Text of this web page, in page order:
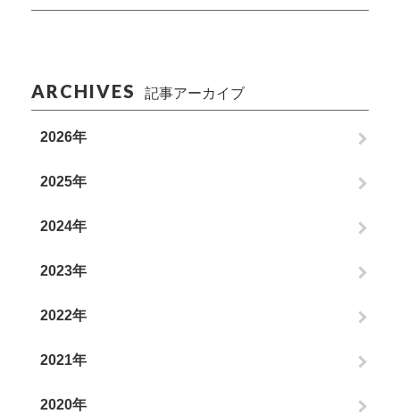
ARCHIVES 記事アーカイブ
2026年
2025年
2024年
2023年
2022年
2021年
2020年